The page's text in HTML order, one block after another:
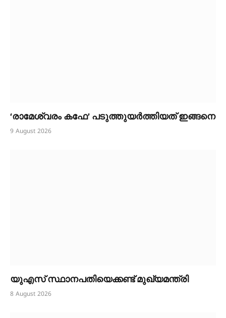
‘രാമേശ്വരം കഫേ’ പടുത്തുയർത്തിയത് ഇങ്ങനെ
9 August 2026
യുഎസ് സ്ഥാനപതിയെക്കണ്ട് മുഖ്യമന്ത്രി
8 August 2026